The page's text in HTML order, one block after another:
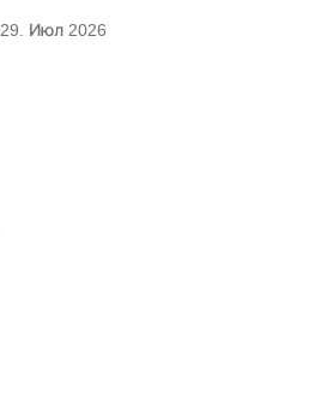
защиту суверенитета и
29. Июл 2026